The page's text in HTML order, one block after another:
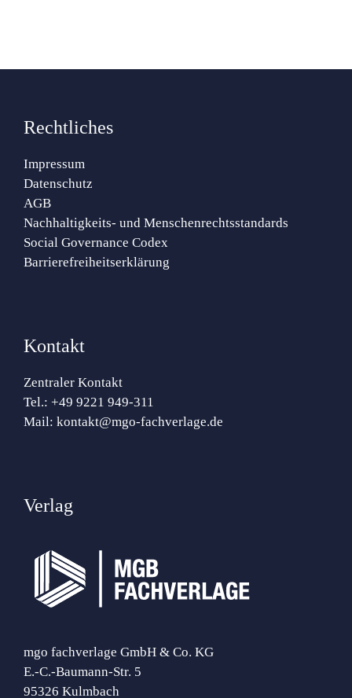
Rechtliches
Impressum
Datenschutz
AGB
Nachhaltigkeits- und Menschenrechtsstandards
Social Governance Codex
Barrierefreiheitserklärung
Kontakt
Zentraler Kontakt
Tel.: +49 9221 949-311
Mail: kontakt@mgo-fachverlage.de
Verlag
mgo fachverlage GmbH & Co. KG
E.-C.-Baumann-Str. 5
95326 Kulmbach